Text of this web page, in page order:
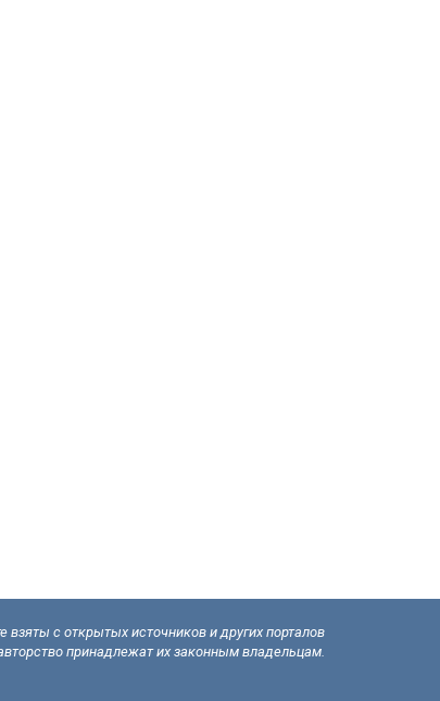
с открытых источников и других порталов
принадлежат их законным владельцам.